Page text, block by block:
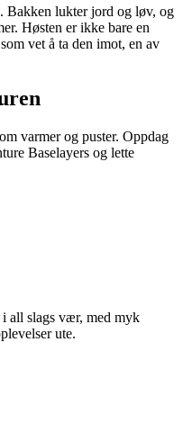
Bakken lukter jord og løv, og
Høsten er ikke bare en
vet å ta den imot, en av
varmer og puster. Oppdag
Baselayers og lette
all slags vær, med myk
ute.